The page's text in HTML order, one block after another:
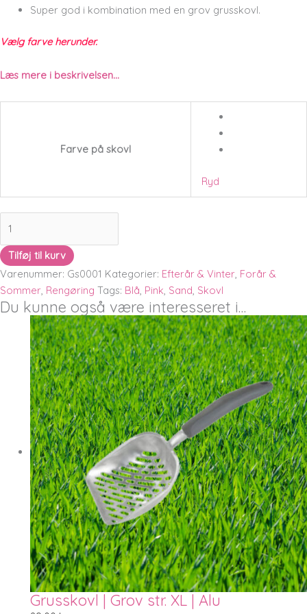
Super god i kombination med en grov grusskovl.
Vælg farve herunder.
Læs mere i beskrivelsen…
Farve på skovl
Ryd
Tilføj til kurv
Varenummer: Gs0001 Kategorier: Efterår & Vinter Forår &
Sommer Rengøring Tags: Blå Pink Sand Skovl
Du kunne også være interesseret i…
Grusskovl | Grov str. XL | Alu